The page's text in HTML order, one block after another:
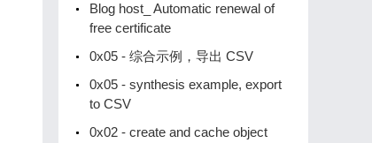
Blog host_ Automatic renewal of
free certificate
0x05 - 综合示例，导出 CSV
0x05 - synthesis example, export
to CSV
0x02 - create and cache object